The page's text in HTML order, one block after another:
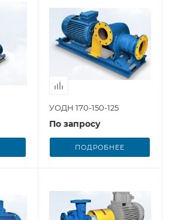
УОДН 170-150-125
По запросу
ПОДРОБНЕЕ